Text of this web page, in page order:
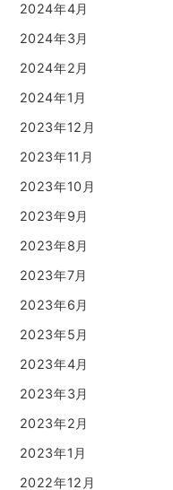
2024年4月
2024年3月
2024年2月
2024年1月
2023年12月
2023年11月
2023年10月
2023年9月
2023年8月
2023年7月
2023年6月
2023年5月
2023年4月
2023年3月
2023年2月
2023年1月
2022年12月